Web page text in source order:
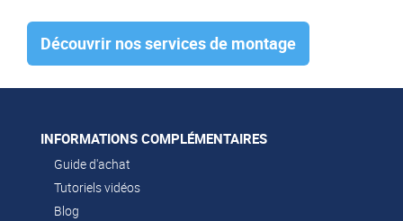
Découvrir nos services de montage
INFORMATIONS COMPLÉMENTAIRES
Guide d'achat
Tutoriels vidéos
Blog